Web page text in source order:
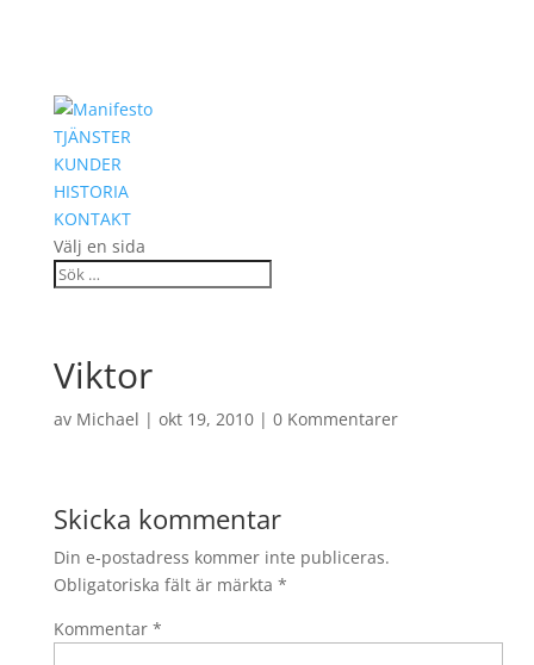
TJÄNSTER
KUNDER
HISTORIA
KONTAKT
Välj en sida
Viktor
av Michael | okt 19, 2010| 0 Kommentarer
Skicka kommentar
Din e-postadress kommer inte publiceras.
Obligatoriska fält är märkta *
Kommentar *